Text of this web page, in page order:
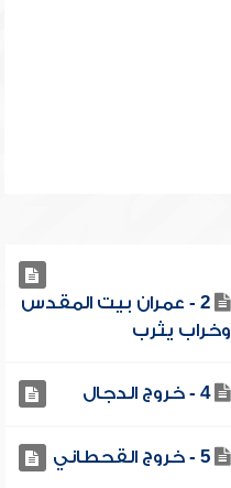
2 - عمران بيت المقدس
وخراب يثرب
4 - خروج الدجال
5 - خروج القحطاني